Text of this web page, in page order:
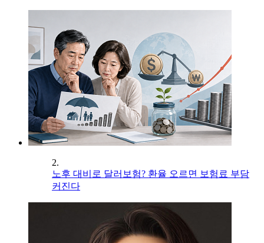
2.
노후 대비로 달러보험? 환율 오르면 보험료 부담
커진다